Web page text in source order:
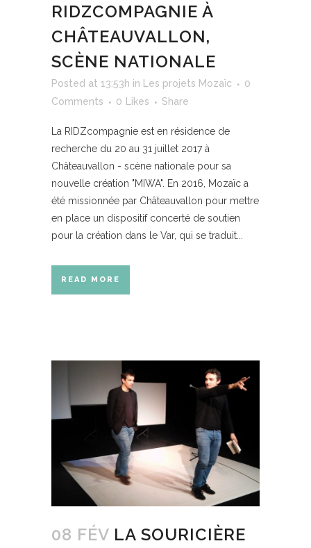
RIDZCOMPAGNIE À
CHÂTEAUVALLON,
SCÈNE NATIONALE
Posted at 13:53h in Les projets Mozaïc
0
Comments
0 Likes Share
La RIDZcompagnie est en résidence de
recherche du 20 au 31 juillet 2017 à
Châteauvallon - scène nationale pour sa
nouvelle création "MIWA". En 2016, Mozaïc a
été missionnée par Châteauvallon pour mettre
en place un dispositif concerté de soutien
pour la création dans le Var, qui se traduit...
READ MORE
08 FÉV LA SOURICIÈRE